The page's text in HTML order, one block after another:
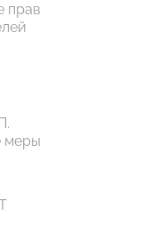
прав
меры